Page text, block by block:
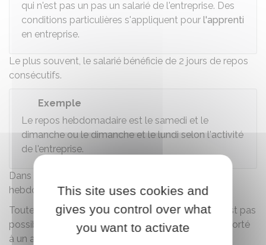
qui n'est pas un pas un salarié de l'entreprise. Des
conditions particulières s'appliquent pour l'apprenti
en entreprise.
Le plus souvent, le salarié bénéficie de 2 jours de repos
consécutifs.
Exemple
Le repos hebdomadaire est le samedi et le
dimanche ou le dimanche et le lundi selon l'activité
de l'entreprise.
Dans l'intérêt du salarié, la journée de repos
hebdomadaire est le dimanche.
Toutefois, dans certains cas, lerepos dominical
n'est pas
possible. Le repos hebdomadaire peut être soit reporté
à un autre jour que le dimanche ou supprimé, à des
This site uses cookies and
gives you control over what
you want to activate